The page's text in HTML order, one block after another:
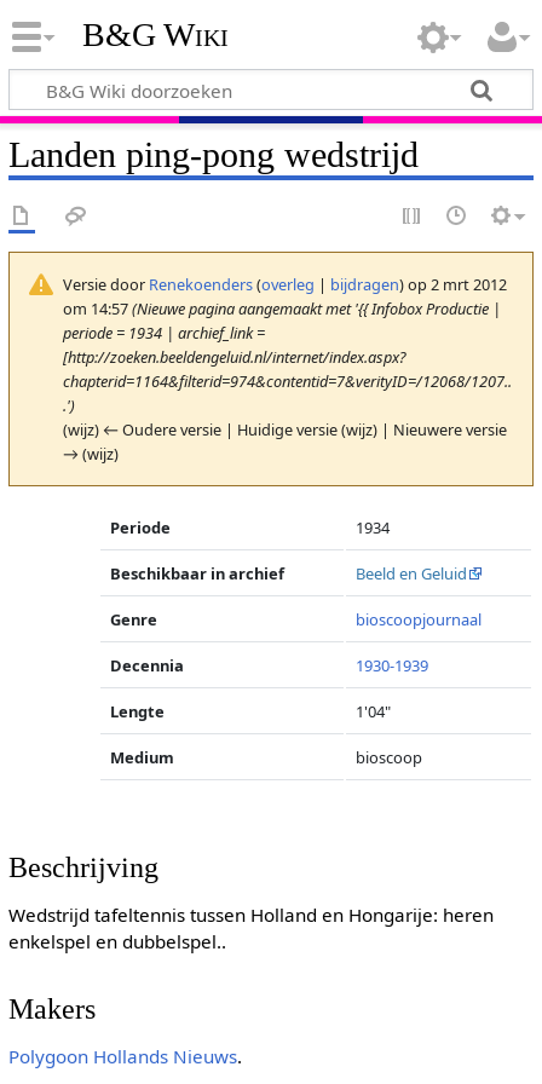
B&G Wiki
Landen ping-pong wedstrijd
Versie door Renekoenders(overleg | bijdragen)op 2 mrt 2012
om 14:57(Nieuwe pagina aangemaakt met '{{ Infobox Productie |
periode = 1934 | archief_link =
[http://zoeken.beeldengeluid.nl/internet/index.aspx?
chapterid=1164&filterid=974&contentid=7&verityID=/12068/1207..
.')
(wijz) ← Oudere versie | Huidige versie (wijz) | Nieuwere versie
→ (wijz)
Periode 1934
Beschikbaar in archief Beeld en Geluid
Genre bioscoopjournaal
Decennia 1930-1939
Lengte 1'04"
Medium bioscoop
Beschrijving
Wedstrijd tafeltennis tussen Holland en Hongarije: heren
enkelspel en dubbelspel..
Makers
Polygoon Hollands Nieuws.